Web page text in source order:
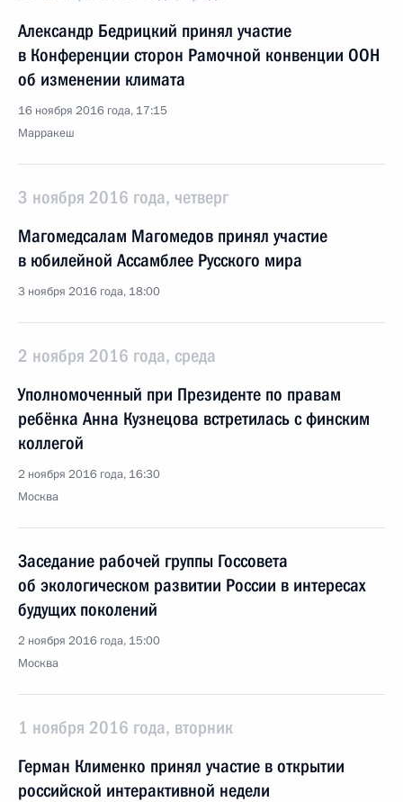
Александр Бедрицкий принял участие
в Конференции сторон Рамочной конвенции ООН
об изменении климата
16 ноября 2016 года, 17:15
Марракеш
3 ноября 2016 года, четверг
Магомедсалам Магомедов принял участие
в юбилейной Ассамблее Русского мира
3 ноября 2016 года, 18:00
2 ноября 2016 года, среда
Уполномоченный при Президенте по правам
ребёнка Анна Кузнецова встретилась с финским
коллегой
2 ноября 2016 года, 16:30
Москва
Заседание рабочей группы Госсовета
об экологическом развитии России в интересах
будущих поколений
2 ноября 2016 года, 15:00
Москва
1 ноября 2016 года, вторник
Герман Клименко принял участие в открытии
российской интерактивной недели